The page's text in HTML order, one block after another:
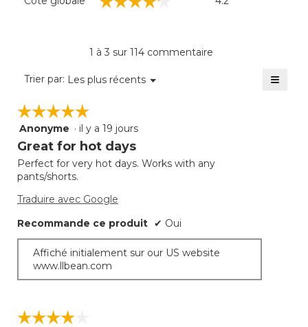
1 à 3 sur 114 commentaire
Trier par: Les plus récents ▼
Menu ≡
☆☆☆☆☆
☆☆☆☆☆
5
étoile(s)
5.
Anonyme · il y a 19 jours
Great for hot days
Perfect for very hot days. Works with any
pants/shorts.
Traduire avec Google
Recommande ce produit ✔ Oui
Affiché initialement sur our US website
www.llbean.com
☆☆☆☆☆
☆☆☆☆☆